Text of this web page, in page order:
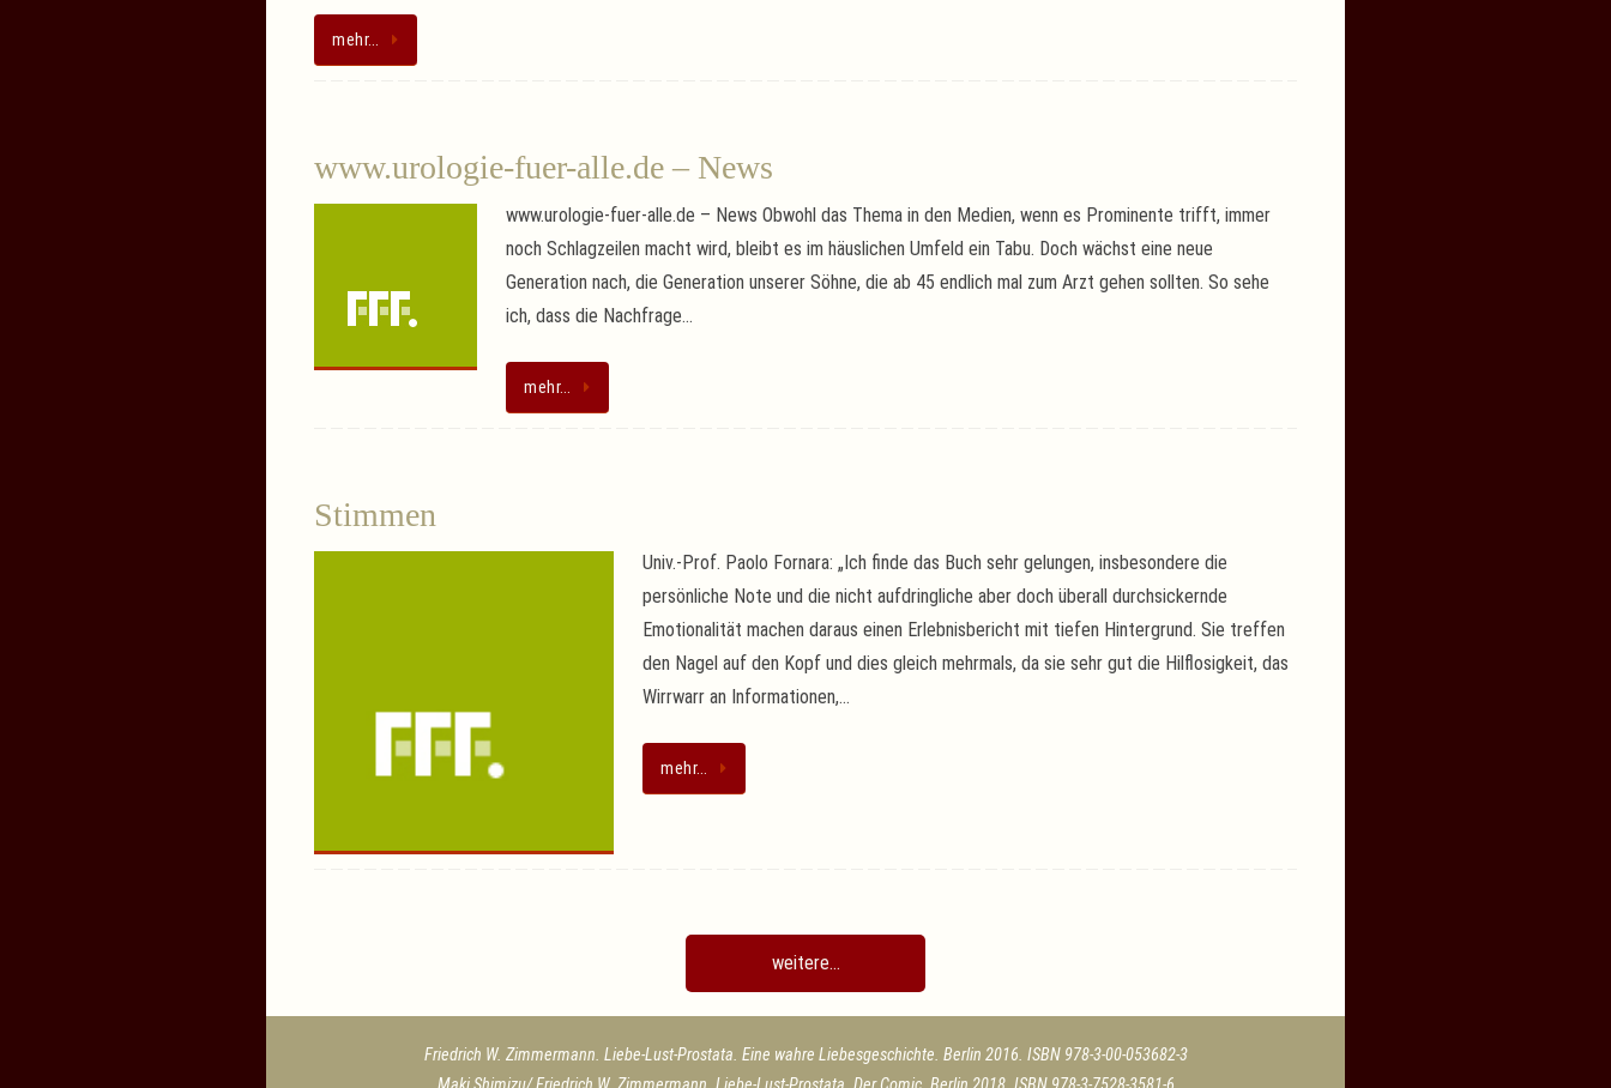
mehr…
www.urologie-fuer-alle.de – News
www.urologie-fuer-alle.de – News Obwohl das Thema in den Medien, wenn es Prominente trifft, immer
noch Schlagzeilen macht wird, bleibt es im häuslichen Umfeld ein Tabu. Doch wächst eine neue
Generation nach, die Generation unserer Söhne, die ab 45 endlich mal zum Arzt gehen sollten. So sehe
ich, dass die Nachfrage…
mehr…
Stimmen
Univ.-Prof. Paolo Fornara: „Ich finde das Buch sehr gelungen, insbesondere die
persönliche Note und die nicht aufdringliche aber doch überall durchsickernde
Emotionalität machen daraus einen Erlebnisbericht mit tiefen Hintergrund. Sie treffen
den Nagel auf den Kopf und dies gleich mehrmals, da sie sehr gut die Hilflosigkeit, das
Wirrwarr an Informationen,…
mehr…
weitere...
Friedrich W. Zimmermann. Liebe-Lust-Prostata. Eine wahre Liebesgeschichte. Berlin 2016. ISBN 978-3-00-053682-3